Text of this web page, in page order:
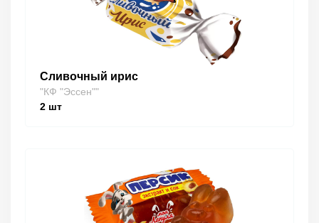
Сливочный ирис
"КФ "Эссен""
2 шт